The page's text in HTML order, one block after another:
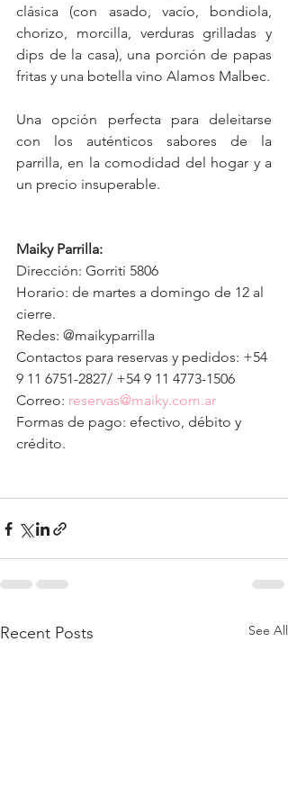
clásica (con asado, vacío, bondiola,
chorizo, morcilla, verduras grilladas y
dips de la casa), una porción de papas
fritas y una botella vino Alamos Malbec.
Una opción perfecta para deleitarse
con los auténticos sabores de la
parrilla, en la comodidad del hogar y a
un precio insuperable.
Maiky Parrilla:
Dirección: Gorriti 5806
Horario: de martes a domingo de 12 al
cierre.
Redes: @maikyparrilla
Contactos para reservas y pedidos: +54
9 11 6751-2827/ +54 9 11 4773-1506
Correo: reservas@maiky.com.ar
Formas de pago: efectivo, débito y
crédito.
Recent Posts See All